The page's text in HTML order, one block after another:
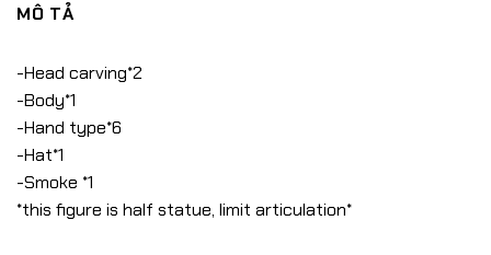
MÔ TẢ
-Head carving*2
-Body*1
-Hand type*6
-Hat*1
-Smoke *1
*this figure is half statue, limit articulation*